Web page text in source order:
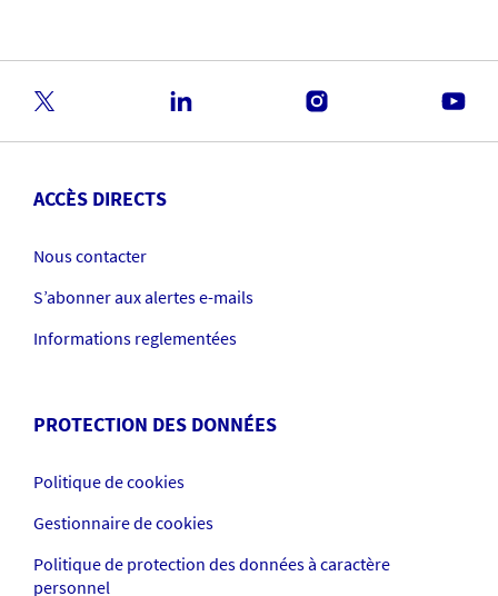
ACCÈS DIRECTS
Nous contacter
S’abonner aux alertes e-mails
Informations reglementées
PROTECTION DES DONNÉES
Politique de cookies
Gestionnaire de cookies
Politique de protection des données à caractère
personnel